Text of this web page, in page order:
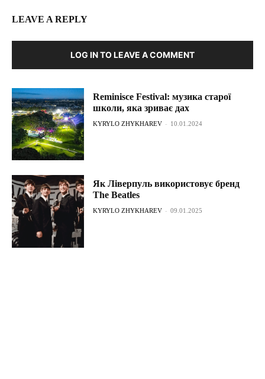
LEAVE A REPLY
LOG IN TO LEAVE A COMMENT
Reminisce Festival: музика старої
школи, яка зриває дах
KYRYLO ZHYKHAREV - 10.01.2024
Як Ліверпуль використовує бренд
The Beatles
KYRYLO ZHYKHAREV - 09.01.2025